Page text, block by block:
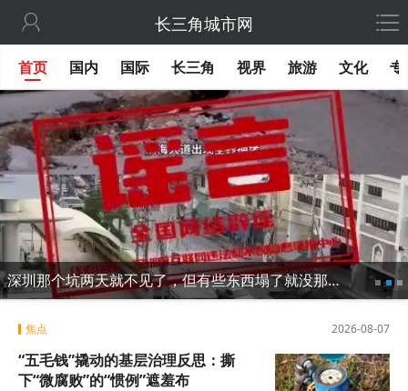
 长三角城市网
首页 国内 国际 长三角 视界 旅游 文化 专
深圳那个坑两天就不见了，但有些东西塌了就没那么容易修
2026-08-07
焦点
“五毛钱”撬动的基层治理反思：撕
下“微腐败”的“惯例”遮羞布